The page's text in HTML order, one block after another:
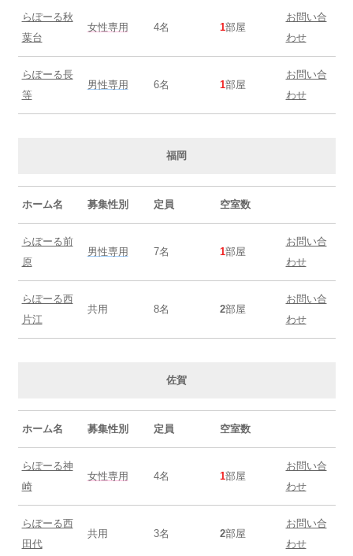
らぽーる秋
葉台
女性専用 4名 1部屋
お問い合
わせ
らぽーる長
等
男性専用 6名 1部屋
お問い合
わせ
福岡
ホーム名 募集性別 定員 空室数
らぽーる前
原
男性専用 7名 1部屋
お問い合
わせ
らぽーる西
片江
共用 8名 2部屋
お問い合
わせ
佐賀
ホーム名 募集性別 定員 空室数
らぽーる神
崎
女性専用 4名 1部屋
お問い合
わせ
らぽーる西
田代
共用 3名 2部屋
お問い合
わせ